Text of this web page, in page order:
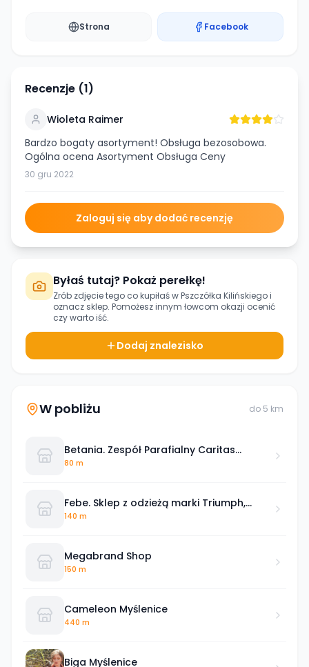
Strona Facebook
Recenzje (1)
Wioleta Raimer
Bardzo bogaty asortyment! Obsługa bezosobowa.
Ogólna ocena Asortyment Obsługa Ceny
30 gru 2022
Zaloguj się aby dodać recenzję
Byłaś tutaj? Pokaż perełkę!
Zrób zdjęcie tego co kupiłaś wPszczółka Kilińskiegoi
oznacz sklep. Pomożesz innym łowcom okazji ocenić
czy warto iść.
Dodaj znalezisko
W pobliżu do 5 km
Betania. Zespół Parafialny Caritas
Archidiecezji Krakowskiej
80 m
Febe. Sklep z odzieżą marki Triumph,
Wrangler, Feba, Tatuum
140 m
Megabrand Shop
150 m
Cameleon Myślenice
440 m
Biga Myślenice